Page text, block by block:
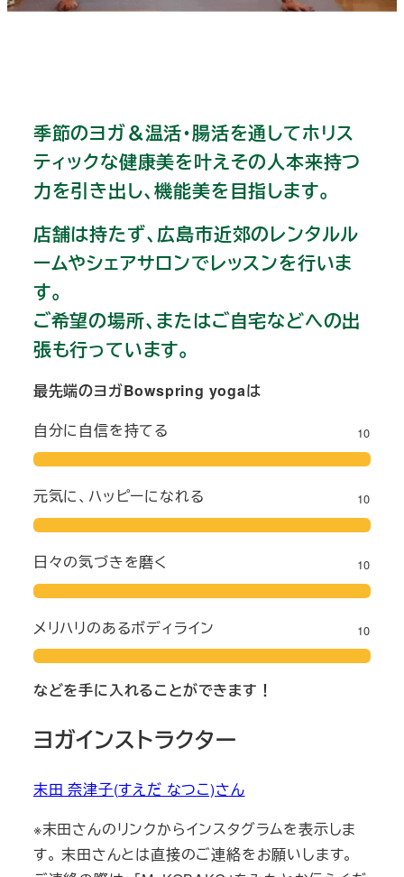
季節のヨガ＆温活・腸活を通してホリス
ティックな健康美を叶えその人本来持つ
力を引き出し、機能美を目指します。
店舗は持たず、広島市近郊のレンタルル
ームやシェアサロンでレッスンを行いま
す。
ご希望の場所、またはご自宅などへの出
張も行っています。
最先端のヨガBowspring yogaは
自分に自信を持てる
10
元気に、ハッピーになれる 10
日々の気づきを磨く 10
メリハリのあるボディライン 10
などを手に入れることができます！
ヨガインストラクター
末田 奈津子(すえだ なつこ)さん
※末田さんのリンクからインスタグラムを表示しま
す。 末田さんとは直接のご連絡をお願いします。